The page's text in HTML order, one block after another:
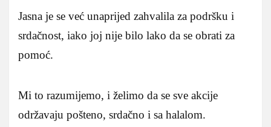
Jasna je se već unaprijed zahvalila za podršku i
srdačnost, iako joj nije bilo lako da se obrati za
pomoć.
Mi to razumijemo, i želimo da se sve akcije
održavaju pošteno, srdačno i sa halalom.